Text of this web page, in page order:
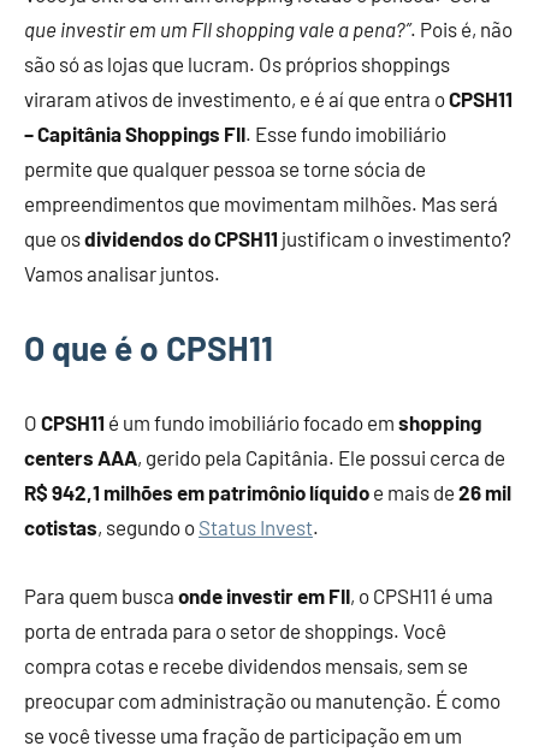
que investir em um FII shopping vale a pena?”. Pois é, não
são só as lojas que lucram. Os próprios shoppings
viraram ativos de investimento, e é aí que entra oCPSH11
– Capitânia Shoppings FII. Esse fundo imobiliário
permite que qualquer pessoa se torne sócia de
empreendimentos que movimentam milhões. Mas será
que osdividendos doCPSH11 justificam o investimento?
Vamos analisar juntos.
O que é o CPSH11
O CPSH11 é um fundo imobiliário focado em shopping
centers AAA, gerido pela Capitânia. Ele possui cerca de
R$ 942,1 milhões em patrimônio líquido e mais de 26 mil
cotistas, segundo o Status Invest.
Para quem busca onde investir em FII, o CPSH11 é uma
porta de entrada para o setor de shoppings. Você
compra cotas e recebe dividendos mensais, sem se
preocupar com administração ou manutenção. É como
se você tivesse uma fração de participação em um